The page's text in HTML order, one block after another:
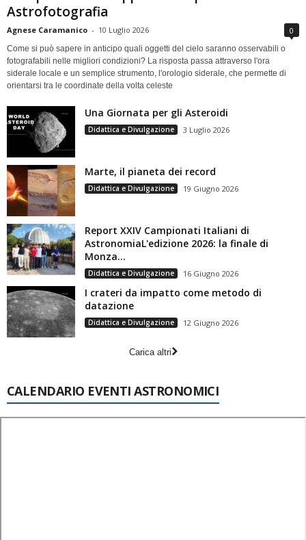
Astrofotografia
Agnese Caramanico - 10 Luglio 2026 0
Come si può sapere in anticipo quali oggetti del cielo saranno osservabili o
fotografabili nelle migliori condizioni? La risposta passa attraverso l'ora
siderale locale e un semplice strumento, l'orologio siderale, che permette di
orientarsi tra le coordinate della volta celeste
Una Giornata per gli Asteroidi
Didattica e Divulgazione 3 Luglio 2026
Marte, il pianeta dei record
Didattica e Divulgazione 19 Giugno 2026
Report XXIV Campionati Italiani di
AstronomiaL'edizione 2026: la finale di
Monza...
Didattica e Divulgazione 16 Giugno 2026
I crateri da impatto come metodo di
datazione
Didattica e Divulgazione 12 Giugno 2026
Carica altri
CALENDARIO EVENTI ASTRONOMICI